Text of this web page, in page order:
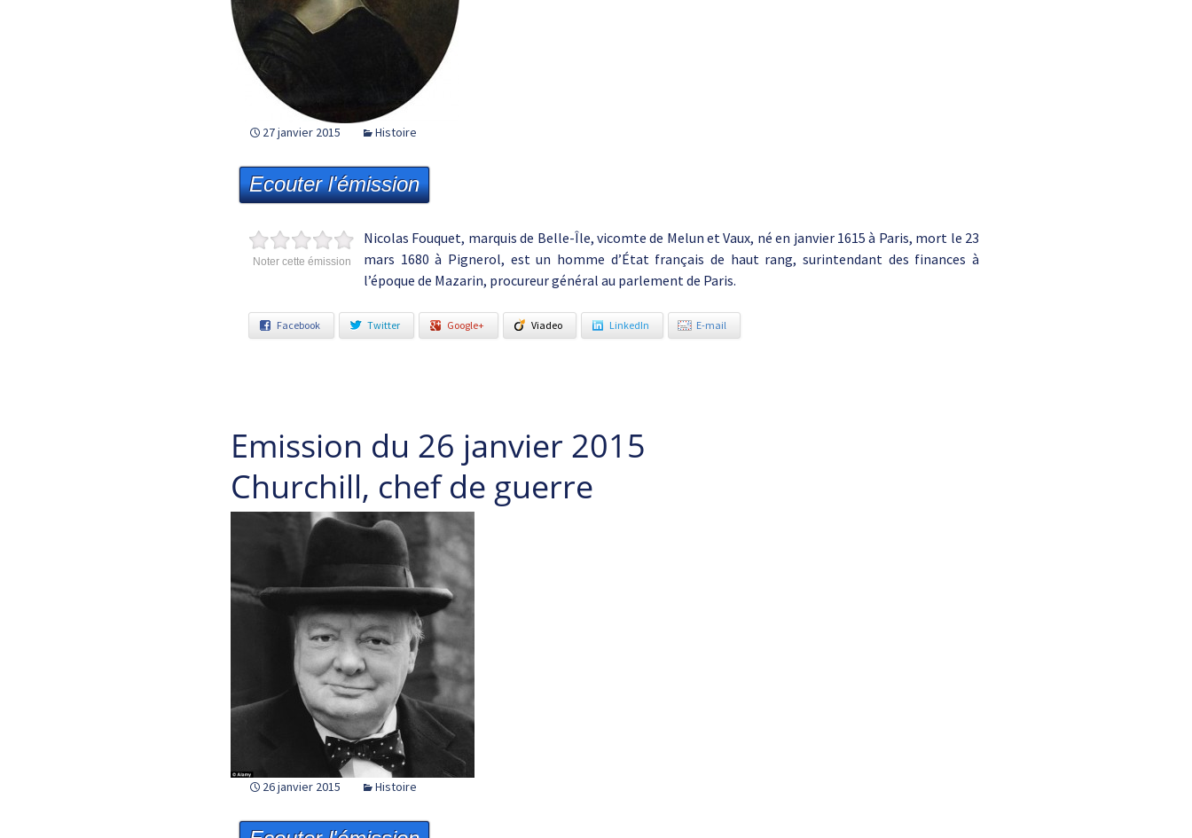
27 janvier 2015 Histoire
Ecouter l'émission
Noter cette émission
Nicolas Fouquet, marquis de Belle-Île, vicomte de Melun et Vaux, né en janvier 1615 à Paris, mort le 23
mars 1680 à Pignerol, est un homme d’État français de haut rang, surintendant des finances à
l’époque de Mazarin, procureur général au parlement de Paris.
Facebook Twitter Google+ Viadeo LinkedIn E-mail
Emission du 26 janvier 2015
Churchill, chef de guerre
26 janvier 2015 Histoire